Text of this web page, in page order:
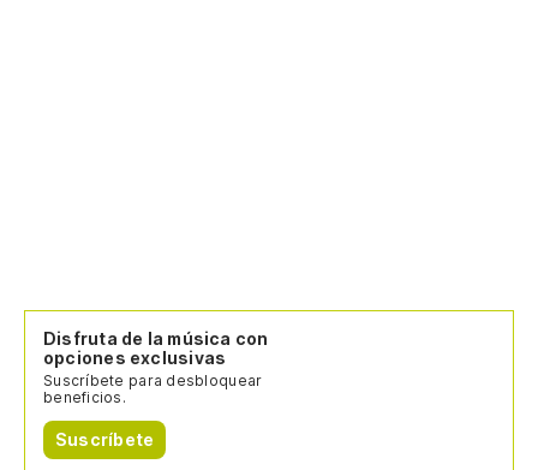
Disfruta de la música con
opciones exclusivas
Suscríbete para desbloquear
beneficios.
Suscríbete